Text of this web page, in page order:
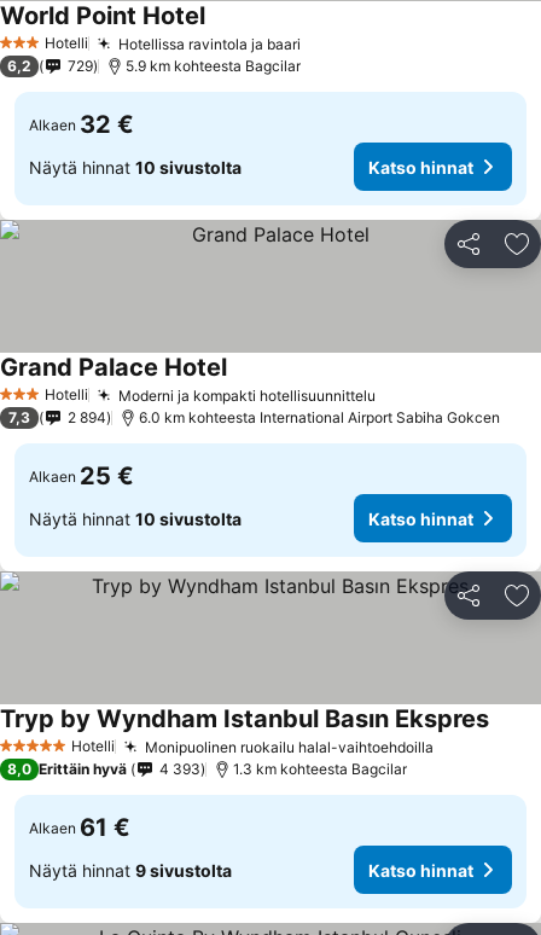
3 Tähtiluokitus
Hotelli Hotellissa ravintola ja baari
World Point Hotel
6,2 729 5.9 km kohteesta Bagcilar
Alkaen 32 €
Näytä hinnat 10 sivustolta Katso hinnat
Jaa
3 Tähtiluokitus
Hotelli Moderni ja kompakti hotellisuunnittelu
Grand Palace Hotel
7,3 2 894 6.0 km kohteesta International Airport Sabiha Gokcen
Alkaen 25 €
Näytä hinnat 10 sivustolta Katso hinnat
Jaa
5 Tähtiluokitus
Hotelli Monipuolinen ruokailu halal-vaihtoehdoilla
Tryp by Wyndham Istanbul Basın Ekspres
8,0 Erittäin hyvä 4 393 1.3 km kohteesta Bagcilar
Alkaen 61 €
Näytä hinnat 9 sivustolta Katso hinnat